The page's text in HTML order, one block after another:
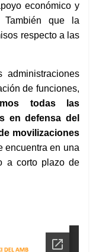
económico y
que la
respecto a las
de funciones,
todas las
en defensa del
movilizaciones
encuentra en una
a corto plazo de